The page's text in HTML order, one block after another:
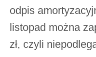
odpis
listopad można
zł, czyli